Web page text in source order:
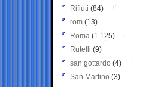
Rifiuti (84)
rom (13)
Roma (1.125)
Rutelli (9)
san gottardo (4)
San Martino (3)